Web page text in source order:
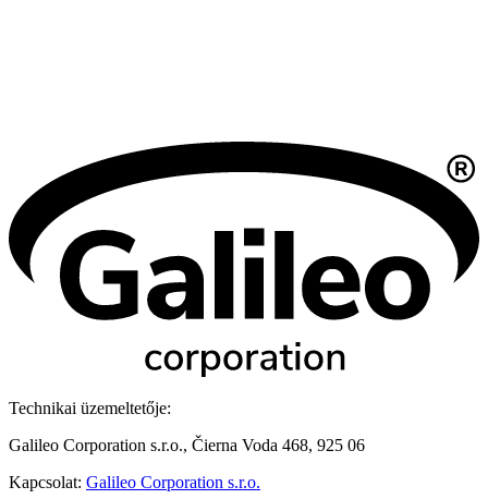
Technikai üzemeltetője:
Galileo Corporation s.r.o., Čierna Voda 468, 925 06
Kapcsolat: Galileo Corporation s.r.o.